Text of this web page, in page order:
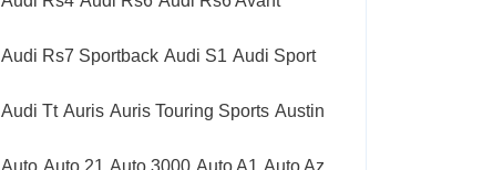
Audi Rs7 Sportback Audi S1 Audi Sport
Audi Tt Auris Auris Touring Sports Austin
Auto Auto 21 Auto 3000 Auto A1 Auto Az